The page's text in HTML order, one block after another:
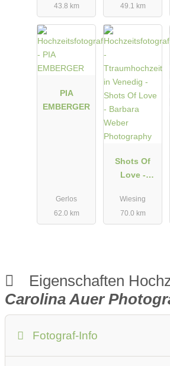
43.8 km
49.1 km
PIA
EMBERGER
Gerlos
62.0 km
Shots Of
Love -
Weber
Photograph
Wiesing
70.0 km
Eigenschaften
Carolina Auer
Fotograf-Info